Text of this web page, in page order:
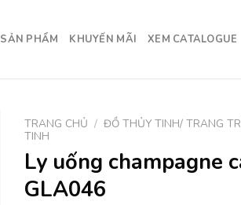
SẢN PHẨM KHUYẾN MÃI XEM CATALOGUE
TRANG CHỦ / ĐỒ THỦY TINH/ TRANG
TINH
Ly uống champagne
GLA046